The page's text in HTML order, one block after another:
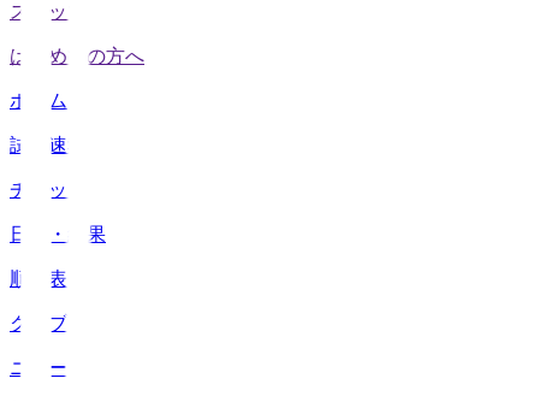
スタッツ
はじめての方へ
ホーム
試合速報
チケット
日程・結果
順位表
クラブ
ニュース